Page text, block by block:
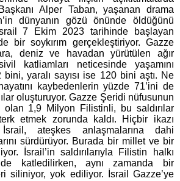
Alper Taban, yaşanan drama
dünyanın gözü önünde öldüğünü
7 Ekim 2023 tarihinde başlayan
bir soykırım gerçekleştiriyor. Gazze
deniz ve havadan yürütülen ağır
katliamları neticesinde yaşamını
bini, yaralı sayısı ise 120 bini aştı. Ne
kaybedenlerin yüzde 71’ini de
oluşturuyor. Gazze Şeridi nüfusunun
olan 1,9 Milyon Filistinli, bu saldırılar
etmek zorunda kaldı. Hiçbir ikazı
ateşkes anlaşmalarına dahi
sürdürüyor. Burada bir millet ve bir
İsrail’in saldırılarıyla Filistin halkı
katledilirken, aynı zamanda bir
siliniyor, yok ediliyor. İsrail Gazze’ye